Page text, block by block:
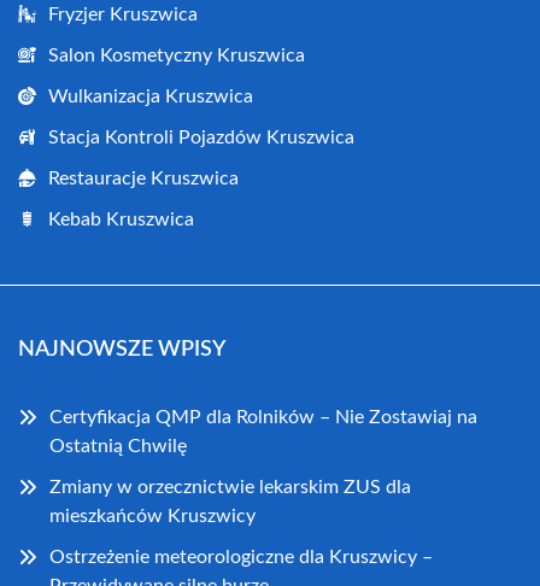
Fryzjer Kruszwica
Salon Kosmetyczny Kruszwica
Wulkanizacja Kruszwica
Stacja Kontroli Pojazdów Kruszwica
Restauracje Kruszwica
Kebab Kruszwica
NAJNOWSZE WPISY
Certyfikacja QMP dla Rolników – Nie Zostawiaj na
Ostatnią Chwilę
Zmiany w orzecznictwie lekarskim ZUS dla
mieszkańców Kruszwicy
Ostrzeżenie meteorologiczne dla Kruszwicy –